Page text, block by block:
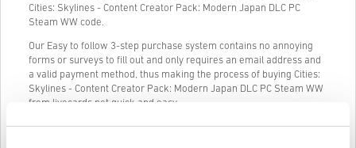
Cities: Skylines - Content Creator Pack: Modern Japan DLC PC
Steam WW code.
Our Easy to follow 3-step purchase system contains no annoying
forms or surveys to fill out and only requires an email address and
a valid payment method, thus making the process of buying Cities:
Skylines - Content Creator Pack: Modern Japan DLC PC Steam WW
from livecards.net quick and easy.